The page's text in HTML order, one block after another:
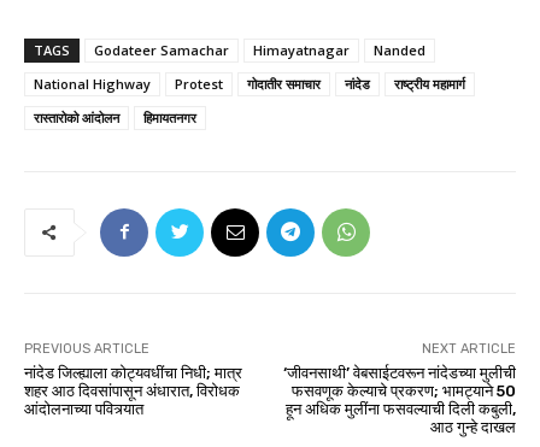
TAGS Godateer Samachar Himayatnagar
Nanded
National Highway
Protest गोदातीर समाचार नांदेड
राष्ट्रीय महामार्ग
रास्तारोको आंदोलन
हिमायतनगर
PREVIOUS ARTICLE
नांदेड जिल्ह्याला कोट्यवधींचा निधी; मात्र
शहर आठ दिवसांपासून अंधारात, विरोधक
आंदोलनाच्या पवित्र्यात
NEXT ARTICLE
‘जीवनसाथी’ वेबसाईटवरून नांदेडच्या मुलीची
फसवणूक केल्याचे प्रकरण; भामट्याने 50
हून अधिक मुलींना फसवल्याची दिली कबुली,
आठ गुन्हे दाखल